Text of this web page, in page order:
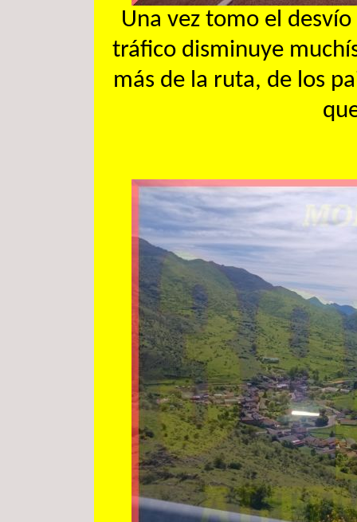
Una vez tomo el
tráfico disminuye
más de la ruta, de los